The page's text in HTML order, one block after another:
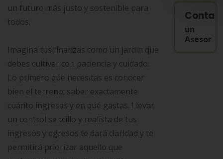
un futuro más justo y sostenible para
todos.
Imagina tus finanzas como un jardín que
debes cultivar con paciencia y cuidado.
Lo primero que necesitas es conocer
bien el terreno; saber exactamente
cuánto ingresas y en qué gastas. Llevar
un control sencillo y realista de tus
ingresos y egresos te dará claridad y te
permitirá priorizar aquello que
un
Asesor